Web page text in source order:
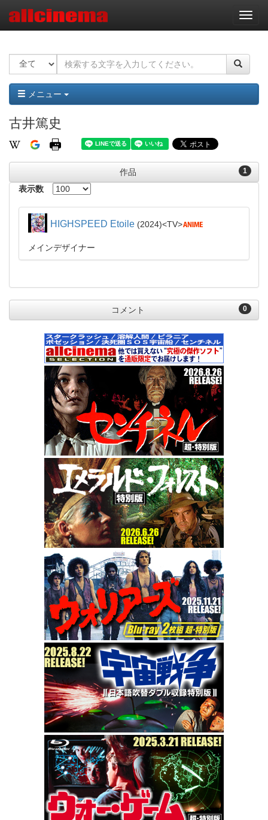
ナ
ビ
ー
ョ
ン
メニュー
古井篤史
1
作品
表示数
HIGHSPEED Etoile 2024 TV
メインデザイナー
0
コメント